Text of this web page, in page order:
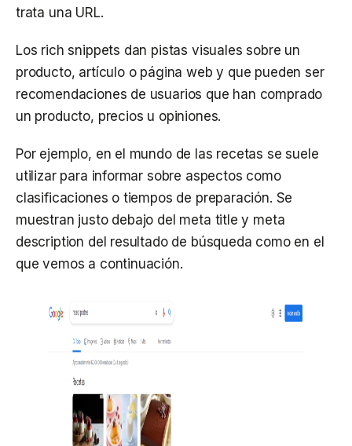
trata una URL.
Los rich snippets dan pistas visuales sobre un
producto, artículo o página web y que pueden ser
recomendaciones de usuarios que han comprado
un producto, precios u opiniones.
Por ejemplo, en el mundo de las recetas se suele
utilizar para informar sobre aspectos como
clasificaciones o tiempos de preparación. Se
muestran justo debajo del meta title y meta
description del resultado de búsqueda como en el
que vemos a continuación.